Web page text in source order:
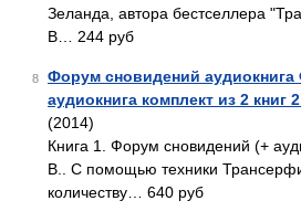
Зеланда, автора бестселлера
В… 244 руб
8
Форум сновидений
аудиокнига комплект из 2 книг
(2014)
Книга 1. Форум сновидений (+
В.. С помощью техники
количеству… 640 руб